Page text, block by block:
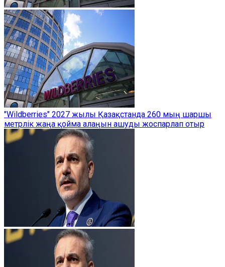
"Wildberries" 2027 жылы Қазақстанда 260 мың шаршы
метрлік жаңа қойма алаңын ашуды жоспарлап отыр